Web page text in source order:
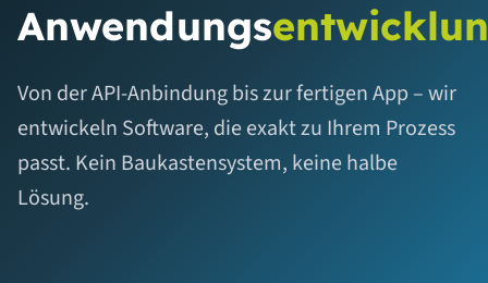
Anwendungs
Von der API-Anbindung bis zur fertigen App – wir
entwickeln Software, die exakt zu Ihrem Prozess
passt. Kein Baukastensystem, keine halbe
Lösung.